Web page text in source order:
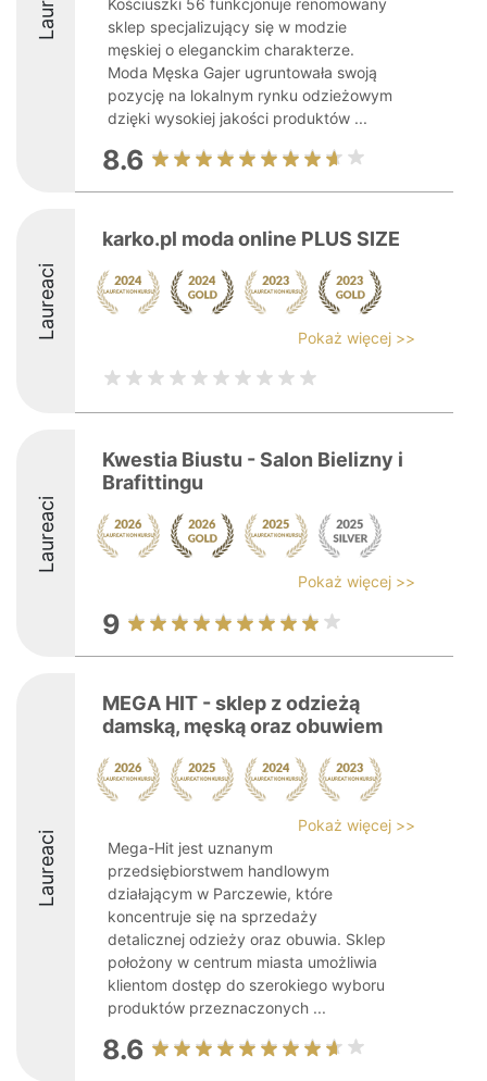
Kościuszki 56 funkcjonuje renomowany
sklep specjalizujący się w modzie
męskiej o eleganckim charakterze.
Moda Męska Gajer ugruntowała swoją
pozycję na lokalnym rynku odzieżowym
dzięki wysokiej jakości produktów ...
8.6
Laureaci
karko.pl moda online PLUS SIZE
Pokaż więcej >>
Laureaci
Kwestia Biustu - Salon Bielizny i
Brafittingu
Pokaż więcej >>
9
Laureaci
MEGA HIT - sklep z odzieżą
damską, męską oraz obuwiem
Pokaż więcej >>
Mega-Hit jest uznanym
przedsiębiorstwem handlowym
działającym w Parczewie, które
koncentruje się na sprzedaży
detalicznej odzieży oraz obuwia. Sklep
położony w centrum miasta umożliwia
klientom dostęp do szerokiego wyboru
produktów przeznaczonych ...
8.6